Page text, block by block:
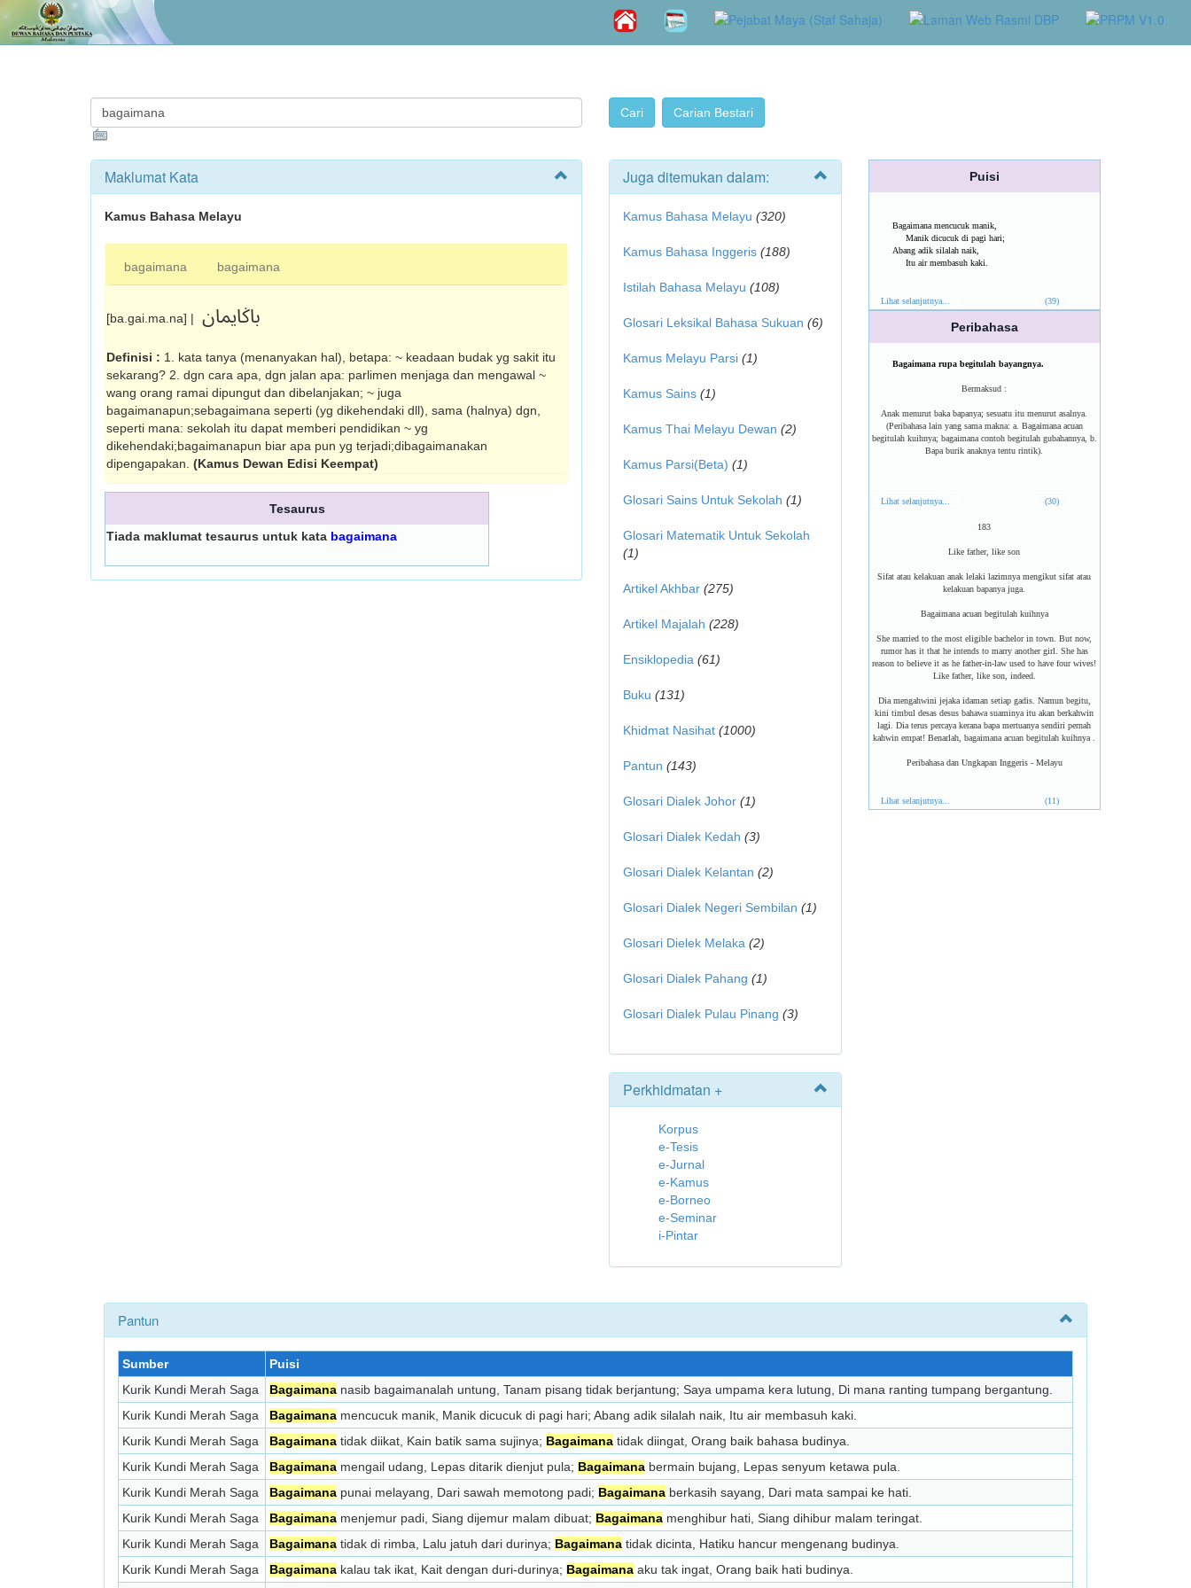
Maklumat Kata
Kamus Bahasa Melayu
bagaimana bagaimana
[ba.gai.ma.na] | باݢايمان
Definisi : 1. kata tanya (menanyakan hal), betapa: ~ keadaan budak yg sakit itu
sekarang? 2. dgn cara apa, dgn jalan apa: parlimen menjaga dan mengawal ~
wang orang ramai dipungut dan dibelanjakan; ~ juga
bagaimanapun;sebagaimana seperti (yg dikehendaki dll), sama (halnya) dgn,
seperti mana: sekolah itu dapat memberi pendidikan ~ yg
dikehendaki;bagaimanapun biar apa pun yg terjadi;dibagaimanakan
dipengapakan. (Kamus Dewan Edisi Keempat)
Tesaurus
Tiada maklumat tesaurus untuk kata bagaimana
Juga ditemukan dalam:
Kamus Bahasa Melayu (320)
Kamus Bahasa Inggeris (188)
Istilah Bahasa Melayu (108)
Glosari Leksikal Bahasa Sukuan (6)
Kamus Melayu Parsi (1)
Kamus Sains (1)
Kamus Thai Melayu Dewan (2)
Kamus Parsi(Beta) (1)
Glosari Sains Untuk Sekolah (1)
Glosari Matematik Untuk Sekolah
(1)
Artikel Akhbar (275)
Artikel Majalah (228)
Ensiklopedia (61)
Buku (131)
Khidmat Nasihat (1000)
Pantun (143)
Glosari Dialek Johor (1)
Glosari Dialek Kedah (3)
Glosari Dialek Kelantan (2)
Glosari Dialek Negeri Sembilan (1)
Glosari Dielek Melaka (2)
Glosari Dialek Pahang (1)
Glosari Dialek Pulau Pinang (3)
Perkhidmatan +
Korpus
e-Tesis
e-Jurnal
e-Kamus
e-Borneo
e-Seminar
i-Pintar
Puisi
Bagaimana mencucuk manik,
Manik dicucuk di pagi hari;
Abang adik silalah naik,
Itu air membasuh kaki.
Lihat selanjutnya... (39)
Peribahasa
Bagaimana rupa begitulah bayangnya.
Bermaksud :
Anak menurut baka bapanya; sesuatu itu menurut asalnya.
(Peribahasa lain yang sama makna: a. Bagaimana acuan
begitulah kuihnya; bagaimana contoh begitulah gubahannya, b.
Bapa burik anaknya tentu rintik).
Lihat selanjutnya... (30)
183
Like father, like son
Sifat atau kelakuan anak lelaki lazimnya mengikut sifat atau
kelakuan bapanya juga.
Bagaimana acuan begitulah kuihnya
She married to the most eligible bachelor in town. But now,
rumor has it that he intends to marry another girl. She has
reason to believe it as he father-in-law used to have four wives!
Like father, like son, indeed.
Dia mengahwini jejaka idaman setiap gadis. Namun begitu,
kini timbul desas desus bahawa suaminya itu akan berkahwin
lagi. Dia terus percaya kerana bapa mertuanya sendiri pernah
kahwin empat! Benarlah, bagaimana acuan begitulah kuihnya .
Peribahasa dan Ungkapan Inggeris - Melayu
Lihat selanjutnya... (11)
Pantun
Sumber
Puisi
Kurik Kundi Merah Saga
Bagaimana nasib bagaimanalah untung, Tanam pisang tidak berjantung; Saya umpama kera lutung, Di mana ranting tumpang bergantung.
Kurik Kundi Merah Saga
Bagaimana mencucuk manik, Manik dicucuk di pagi hari; Abang adik silalah naik, Itu air membasuh kaki.
Kurik Kundi Merah Saga
Bagaimana tidak diikat, Kain batik sama sujinya; Bagaimana tidak diingat, Orang baik bahasa budinya.
Kurik Kundi Merah Saga
Bagaimana mengail udang, Lepas ditarik dienjut pula; Bagaimana bermain bujang, Lepas senyum ketawa pula.
Kurik Kundi Merah Saga
Bagaimana punai melayang, Dari sawah memotong padi; Bagaimana berkasih sayang, Dari mata sampai ke hati.
Kurik Kundi Merah Saga
Bagaimana menjemur padi, Siang dijemur malam dibuat; Bagaimana menghibur hati, Siang dihibur malam teringat.
Kurik Kundi Merah Saga
Bagaimana tidak di rimba, Lalu jatuh dari durinya; Bagaimana tidak dicinta, Hatiku hancur mengenang budinya.
Kurik Kundi Merah Saga
Bagaimana kalau tak ikat, Kait dengan duri-durinya; Bagaimana aku tak ingat, Orang baik hati budinya.